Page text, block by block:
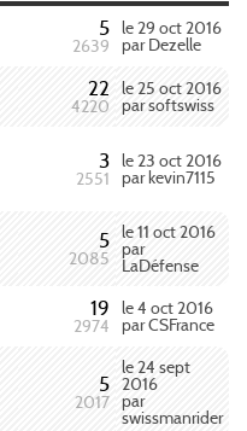
5
2639
le 29 oct 2016
par Dezelle
22
4220
le 25 oct 2016
par softswiss
3
2551
le 23 oct 2016
par kevin7115
5
2085
le 11 oct 2016
par
LaDéfense
19
2974
le 4 oct 2016
par CSFrance
5
2017
le 24 sept
2016
par
swissmanrider